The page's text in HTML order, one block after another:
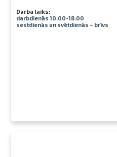
Darba laiks:
darbdienās 10:00-18:00
sestdienās un svētdienās – brīvs